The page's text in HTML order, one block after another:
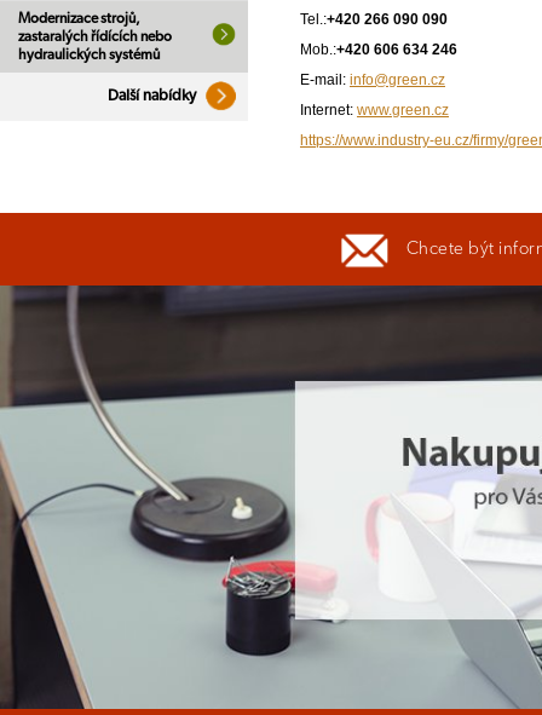
Modernizace strojů,
zastaralých řídících nebo
hydraulických systémů
Další nabídky
Tel.:+420 266 090 090
Mob.:+420 606 634 246
E-mail: info@green.cz
Internet: www.green.cz
https://www.industry-eu.cz/firmy/
Chcete být